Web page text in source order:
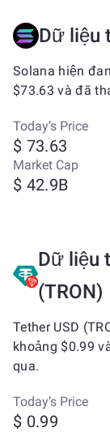
Dữ liệu
Solana hiện
$73.63 và đã
Today’s Price
$ 73.63
Market Cap
$ 42.9B
Dữ liệu
(TRON)
Tether USD
khoảng $0.99
qua.
Today’s Price
$ 0.99